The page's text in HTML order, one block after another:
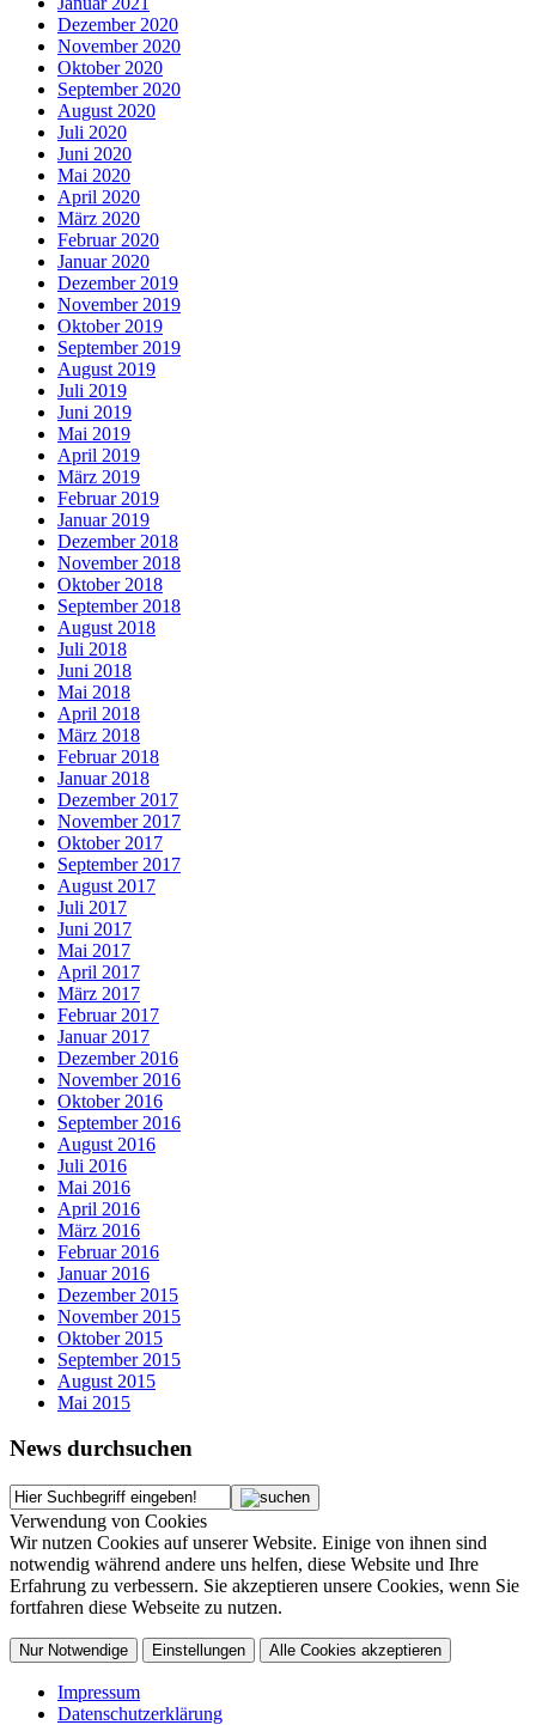
Dezember 2020
November 2020
Oktober 2020
September 2020
August 2020
Juli 2020
Juni 2020
Mai 2020
April 2020
März 2020
Februar 2020
Januar 2020
Dezember 2019
November 2019
Oktober 2019
September 2019
August 2019
Juli 2019
Juni 2019
Mai 2019
April 2019
März 2019
Februar 2019
Januar 2019
Dezember 2018
November 2018
Oktober 2018
September 2018
August 2018
Juli 2018
Juni 2018
Mai 2018
April 2018
März 2018
Februar 2018
Januar 2018
Dezember 2017
November 2017
Oktober 2017
September 2017
August 2017
Juli 2017
Juni 2017
Mai 2017
April 2017
März 2017
Februar 2017
Januar 2017
Dezember 2016
November 2016
Oktober 2016
September 2016
August 2016
Juli 2016
Mai 2016
April 2016
März 2016
Februar 2016
Januar 2016
Dezember 2015
November 2015
Oktober 2015
September 2015
August 2015
Mai 2015
News durchsuchen
Verwendung von Cookies
Wir nutzen Cookies auf unserer Website. Einige von ihnen sind
notwendig während andere uns helfen, diese Website und Ihre
Erfahrung zu verbessern. Sie akzeptieren unsere Cookies, wenn Sie
fortfahren diese Webseite zu nutzen.
Nur Notwendige Einstellungen Alle Cookies akzeptieren
Impressum
Datenschutzerklärung